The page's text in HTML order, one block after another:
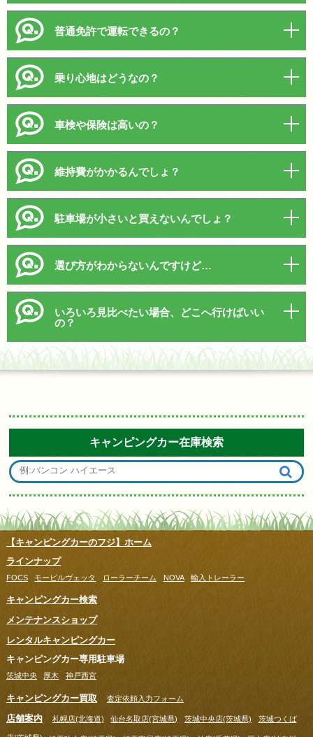
普通免許で運転できるの？
乗り心地はどうなの？
車検や保険は高いの？
維持費がかかるんでしょ？
駐車場が小さいと買えないんでしょ？
選び方がわからないんですけど…
いろいろ見比べたい場合、どこへ行けばいい
の？
キャンピングカー在庫検索
【キャンピングカーのフジ】ホーム
ラインナップ
FOCS モービルヴェッタ ローラーチーム NOVA 輸入トレーラー
キャンピングカー検索
メンテナンスショップ
レンタルキャンピングカー
キャンピングカー専用駐車場
茨城中央 厚木 神戸西宮
キャンピングカー買取 査定依頼入力フォーム
店舗案内 札幌店(北海道) 仙台名取店(宮城県) 茨城中央店(茨城県) 茨城つくば